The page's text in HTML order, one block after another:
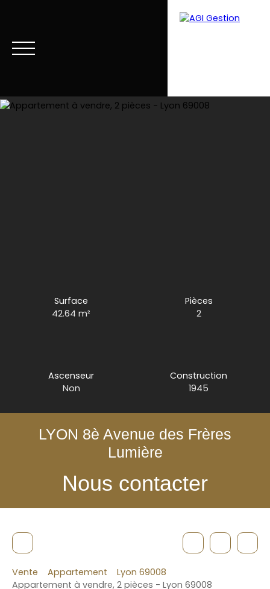
Surface
42.64m²
Pièces
2
Ascenseur
Non
Construction
1945
LYON 8è Avenue des Frères
Lumière
Nous contacter
Vente Appartement
Lyon 69008
Appartement à vendre, 2 pièces - Lyon 69008